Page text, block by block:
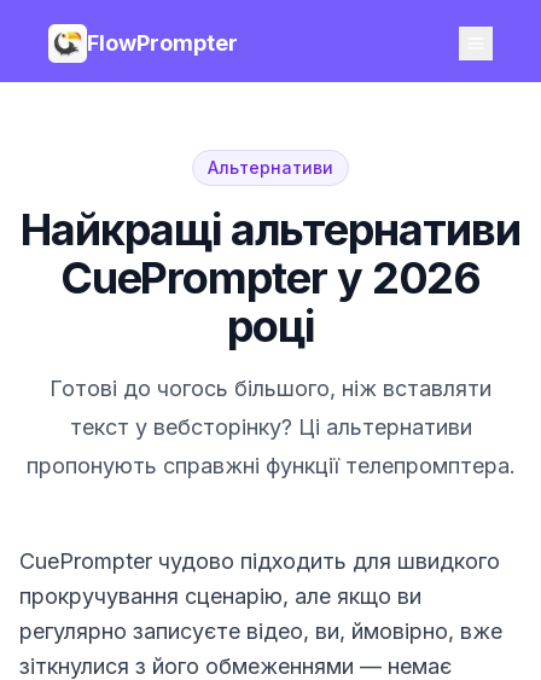
FlowPrompter
Альтернативи
Найкращі альтернативи
CuePrompter у 2026
році
Готові до чогось більшого, ніж вставляти
текст у вебсторінку? Ці альтернативи
пропонують справжні функції телепромптера.
CuePrompter чудово підходить для швидкого
прокручування сценарію, але якщо ви
регулярно записуєте відео, ви, ймовірно, вже
зіткнулися з його обмеженнями — немає